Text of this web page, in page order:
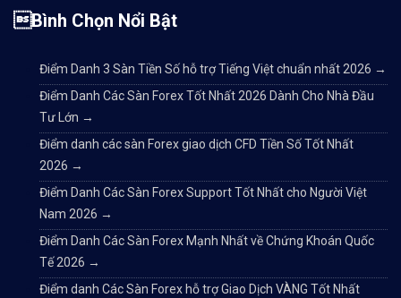
Bình Chọn Nổi Bật
Điểm Danh 3 Sàn Tiền Số hỗ trợ Tiếng Việt chuẩn nhất 2026 →
Điểm Danh Các Sàn Forex Tốt Nhất 2026 Dành Cho Nhà Đầu
Tư Lớn →
Điểm danh các sàn Forex giao dịch CFD Tiền Số Tốt Nhất
2026 →
Điểm Danh Các Sàn Forex Support Tốt Nhất cho Người Việt
Nam 2026 →
Điểm Danh Các Sàn Forex Mạnh Nhất về Chứng Khoán Quốc
Tế 2026 →
Điểm danh Các Sàn Forex hỗ trợ Giao Dịch VÀNG Tốt Nhất